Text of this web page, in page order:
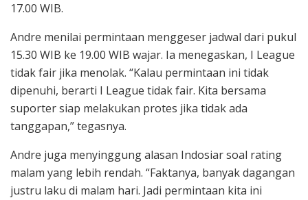
17.00 WIB.
Andre menilai permintaan menggeser jadwal dari pukul
15.30 WIB ke 19.00 WIB wajar. Ia menegaskan, I League
tidak fair jika menolak. “Kalau permintaan ini tidak
dipenuhi, berarti I League tidak fair. Kita bersama
suporter siap melakukan protes jika tidak ada
tanggapan,” tegasnya.
Andre juga menyinggung alasan Indosiar soal rating
malam yang lebih rendah. “Faktanya, banyak dagangan
justru laku di malam hari. Jadi permintaan kita ini